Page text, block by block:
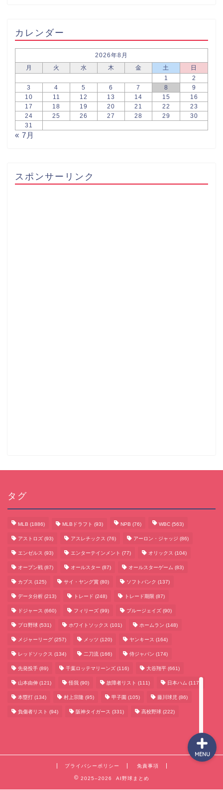
カレンダー
2026年8月
月
火 水 木 金 土
日
1
2
3
4 5 6 7 8
9
10
11 12 13 14 15
16
17
18 19 20 21 22
23
24
25 26 27 28 29
30
31
« 7月
スポンサーリンク
タグ
MLB (1886) MLBドラフト (93) NPB (76) WBC (563)
アストロズ (93) アスレチックス (76) アーロン・ジャッジ (86)
エンゼルス (93) エンターテインメント (77) オリックス (104)
オープン戦 (87) オールスター (87) オールスターゲーム (83)
カブス (125) サイ・ヤング賞 (80) ソフトバンク (137)
データ分析 (213) トレード (248) トレード期限 (87)
ドジャース (660) フィリーズ (99) ブルージェイズ (90)
プロ野球 (531) ホワイトソックス (101) ホームラン (148)
メジャーリーグ (257) メッツ (120) ヤンキース (164)
レッドソックス (134) 二刀流 (166) 侍ジャパン (174)
先発投手 (89) 千葉ロッテマリーンズ (116) 大谷翔平 (661)
山本由伸 (121) 怪我 (90) 故障者リスト (111) 日本ハム (117)
本塁打 (134) 村上宗隆 (95) 甲子園 (105) 藤川球児 (86)
負傷者リスト (94) 阪神タイガース (331) 高校野球 (222)
プライバシーポリシー 免責事項
2025–2026 AI野球まとめ
MENU
テクノロジーまとめ
ビジネス・経済まとめ